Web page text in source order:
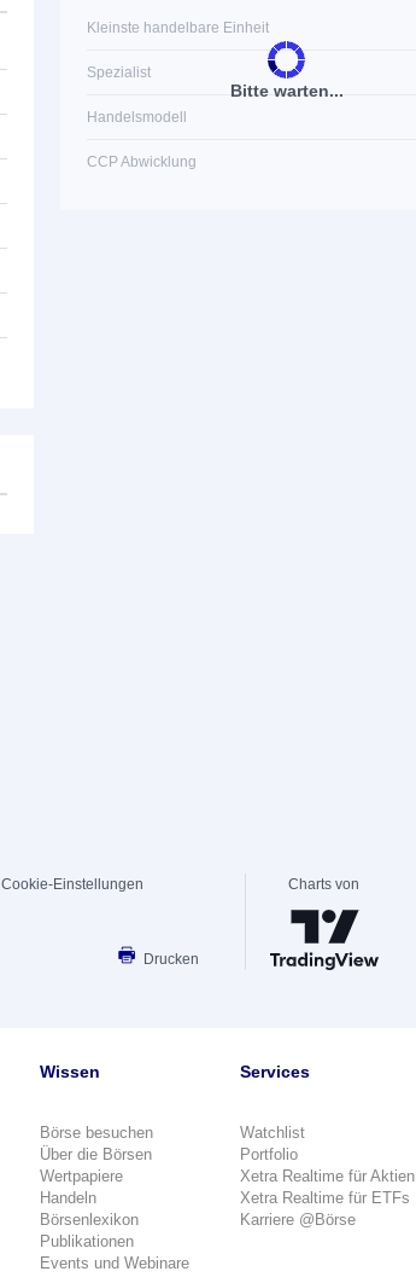
Bitte warten...
Kleinste handelbare Einheit
Spezialist
Handelsmodell
CCP Abwicklung
Cookie-Einstellungen
Drucken
Charts von
Wissen
Börse besuchen
Über die Börsen
Wertpapiere
Handeln
Börsenlexikon
Publikationen
Events und Webinare
Services
Watchlist
Portfolio
Xetra Realtime für Aktien
Xetra Realtime für ETFs
Karriere @Börse